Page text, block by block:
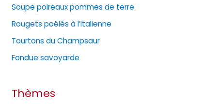
r
i
e
s
Soupe poireaux pommes de terre
Rougets poêlés à l’italienne
Tourtons du Champsaur
Fondue savoyarde
Thèmes